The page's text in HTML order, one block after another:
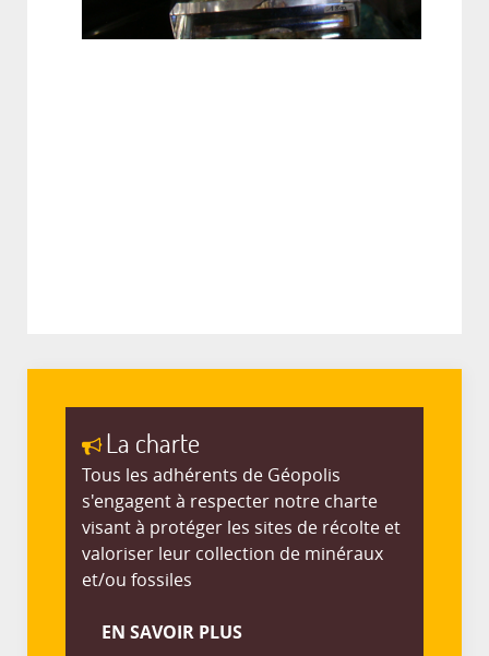
La charte
Tous les adhérents de Géopolis
s'engagent à respecter notre charte
visant à protéger les sites de récolte et
valoriser leur collection de minéraux
et/ou fossiles
EN SAVOIR PLUS